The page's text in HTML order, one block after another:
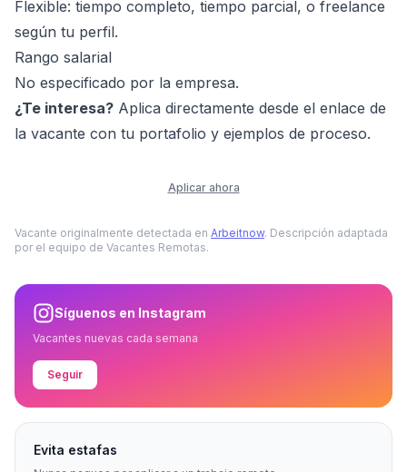
Flexible: tiempo completo, tiempo parcial, o freelance
según tu perfil.
Rango salarial
No especificado por la empresa.
¿Te interesa? Aplica directamente desde el enlace de
la vacante con tu portafolio y ejemplos de proceso.
Aplicar ahora
Vacante originalmente detectada en Arbeitnow. Descripción adaptada
por el equipo de Vacantes Remotas.
Síguenos en Instagram
Vacantes nuevas cada semana
Seguir
Evita estafas